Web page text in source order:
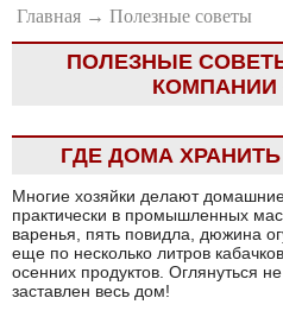
Главная → Полезные советы
ПОЛЕЗНЫЕ
КОМПАНИИ
ГДЕ ДОМА
Многие хозяйки делают
практически в промышленных
варенья, пять повидла, дюжина
еще по несколько литров
осенних продуктов. Оглянуться
заставлен весь дом!